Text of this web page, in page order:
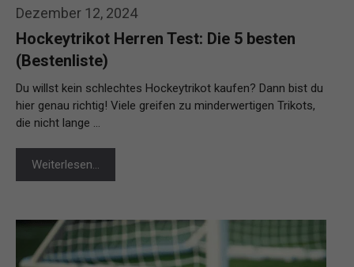
Dezember 12, 2024
Hockeytrikot Herren Test: Die 5 besten
(Bestenliste)
Du willst kein schlechtes Hockeytrikot kaufen? Dann bist du
hier genau richtig! Viele greifen zu minderwertigen Trikots,
die nicht lange …
Weiterlesen…